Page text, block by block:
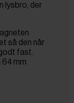
lysbro, der
så den når
fast.
mm